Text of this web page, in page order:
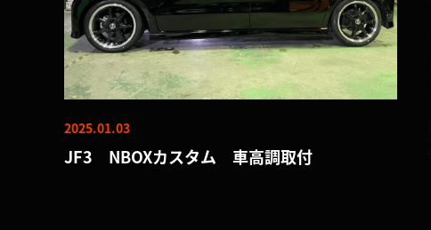
2025.01.03
JF3 NBOXカスタム 車高調取付